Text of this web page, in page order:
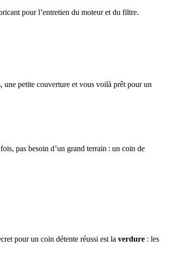
pour l’entretien du moteur et du filtre.
une petite couverture et vous voilà prêt pour un
pas besoin d’un grand terrain : un coin de
pour un coin détente réussi est la verdure : les